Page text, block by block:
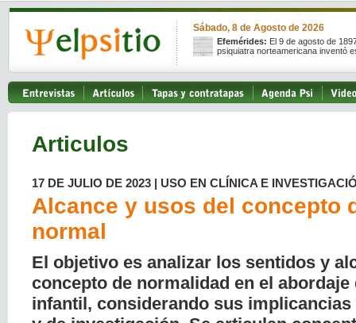
Sábado, 8 de Agosto de 2026
Efemérides: El 9 de agosto de
psiquiatra norteamericana inventó
Articulos
17 DE JULIO DE 2023 | USO EN CLÍNICA E
Alcance y usos del concepto
normal
El objetivo es analizar los sentidos y
concepto de normalidad en el
infantil, considerando sus